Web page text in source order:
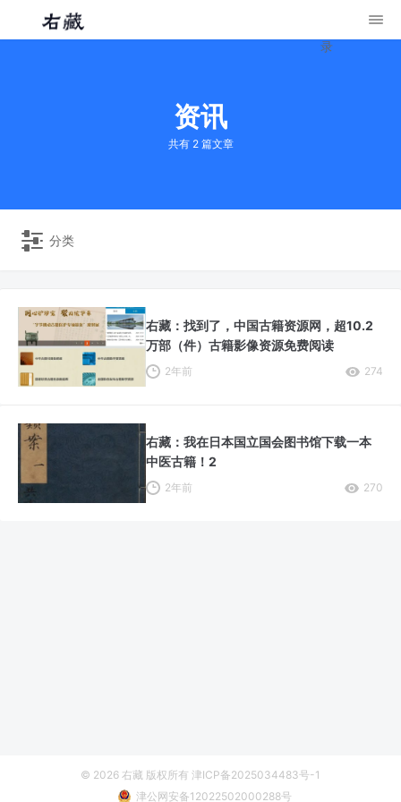
录
资讯
共有 2 篇文章
分类
右藏：找到了，中国古籍资源网，超10.2
万部（件）古籍影像资源免费阅读
2年前 274
右藏：我在日本国立国会图书馆下载一本
中医古籍！2
2年前 270
© 2026 右藏 版权所有 津ICP备2025034483号-1
津公网安备12022502000288号